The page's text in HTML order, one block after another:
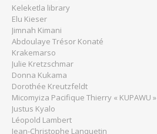
Keleketla library
Elu Kieser
Jimnah Kimani
Abdoulaye Trésor Konaté
Krakemarso
Julie Kretzschmar
Donna Kukama
Dorothée Kreutzfeldt
Micomyiza Pacifique Thierry « KUPAWU »
Justus Kyalo
Léopold Lambert
Jean-Christophe Lanquetin